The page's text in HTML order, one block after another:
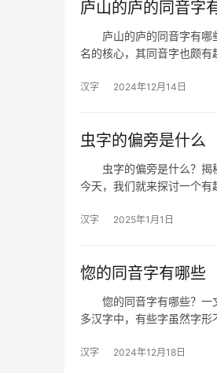
庐山的庐的同音字
庐山的庐的同音字有哪
名的核心，其同音字也颇
汉字 2024年12月14日
虫字的偏旁是什么
虫字的偏旁是什么？揭
今天，我们就来探讨一个
汉字 2025年1月1日
惚的同音字有哪些
惚的同音字有哪些？一
多汉字中，有些字虽然字
汉字 2024年12月18日